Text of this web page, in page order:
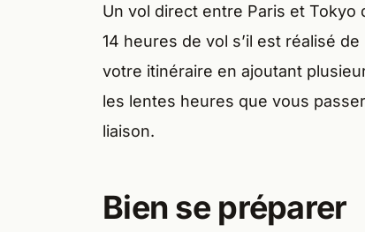
Un vol direct entre Paris et Tokyo
14 heures de vol s’il est réalisé
votre itinéraire en ajoutant
les lentes heures que vous
liaison.
Bien se préparer